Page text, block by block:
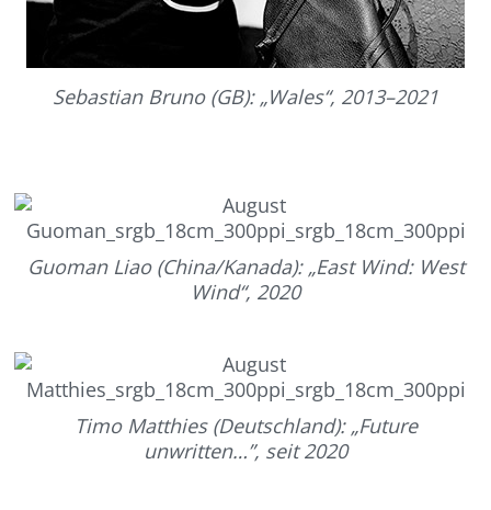
Sebastian Bruno (GB): „Wales“, 2013–2021
Guoman Liao (China/Kanada): „East Wind: West
Wind“, 2020
Timo Matthies (Deutschland): „Future
unwritten…”, seit 2020